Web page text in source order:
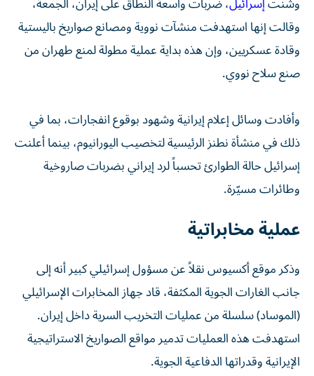
وقالت إنها استهدفت منشآت نووية ومصانع صواريخ باليستية
وقادة عسكريين، وإن هذه بداية عملية مطولة لمنع طهران من
صنع سلاح نووي.
وأفادت وسائل إعلام إيرانية وشهود بوقوع انفجارات، بما في
ذلك في منشأة نطنز الرئيسية لتخصيب اليورانيوم، بينما أعلنت
إسرائيل حالة الطوارئ تحسباً لرد إيراني بضربات صاروخية
وطائرات مسيّرة.
عملية مخابراتية
وذكر موقع أكسيوس نقلاً عن مسؤول إسرائيلي كبير أنه إلى
جانب الغارات الجوية المكثفة، قاد جهاز المخابرات الإسرائيلي
(الموساد) سلسلة من عمليات التخريب السرية داخل إيران.
استهدفت هذه العمليات تدمير مواقع الصواريخ الاستراتيجية
الإيرانية وقدراتها الدفاعية الجوية.